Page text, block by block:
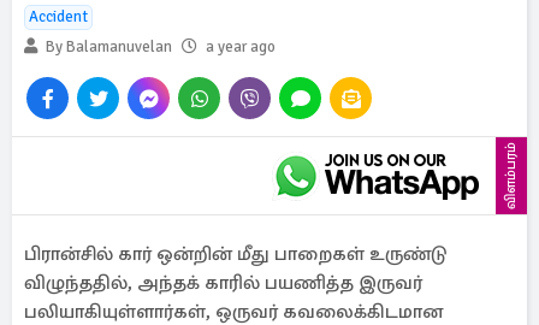
Accident
By Balamanuvelan
a year ago
விளம்பரம்
பிரான்சில் கார் ஒன்றின் மீது பாறைகள் உருண்டு
விழுந்ததில், அந்தக் காரில் பயணித்த இருவர்
பலியாகியுள்ளார்கள், ஒருவர் கவலைக்கிடமான